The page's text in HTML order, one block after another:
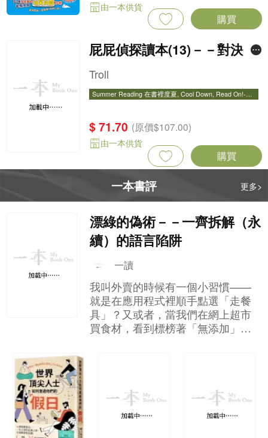
由一本供貨
購買
屁屁偵探讀本(13)－－對決！
怪盜學院（星星篇）
Troll
Summer Reading 在書裡度夏, Cool Down, Read On!-精
暢銷
$ 71.70 (原價$107.00)
由一本供貨
購買
一本書評 更多>
漂綠的偽術－－一齊拆解（永
續）的語言陷阱
一讀
我叫外賣的時候有一個小習慣——
就是在應用程式裡順手點選「走餐
具」？又或者，當我們在網上超市
買食材，看到標榜著「無添加」、
代人很常見的「道德消費」心理。
但你有沒有想過，這些讓我們感到